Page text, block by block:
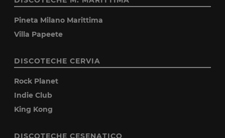
Pineta Milano Marittima
Villa Papeete
DISCOTECHE CERVIA
Rock Planet
Indie Club
King Kong
DISCOTECHE CESENATICO